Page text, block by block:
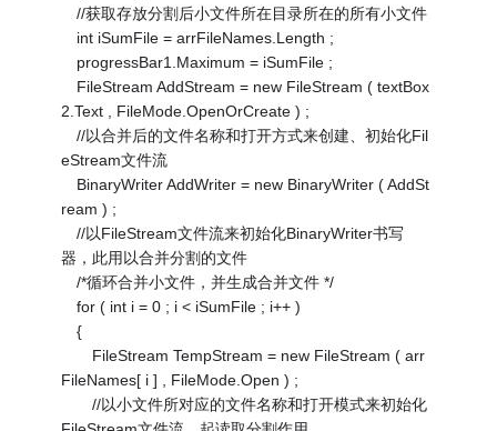
//获取存放分割后小文件所在目录所在的所有小文件
int iSumFile = arrFileNames.Length ;
progressBar1.Maximum = iSumFile ;
FileStream AddStream = new FileStream ( textBox
2.Text , FileMode.OpenOrCreate ) ;
//以合并后的文件名称和打开方式来创建、初始化Fil
eStream文件流
BinaryWriter AddWriter = new BinaryWriter ( AddSt
ream ) ;
//以FileStream文件流来初始化BinaryWriter书写
器，此用以合并分割的文件
/*循环合并小文件，并生成合并文件 */
for ( int i = 0 ; i < iSumFile ; i++ )
{
FileStream TempStream = new FileStream ( arr
FileNames[ i ] , FileMode.Open ) ;
//以小文件所对应的文件名称和打开模式来初始化